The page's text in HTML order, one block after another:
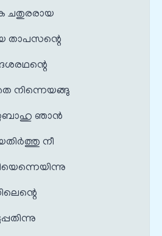
ചതുരരായ
താപസന്റെ
നിന്നെയങ്ങു
ഞാന്‍
നീ